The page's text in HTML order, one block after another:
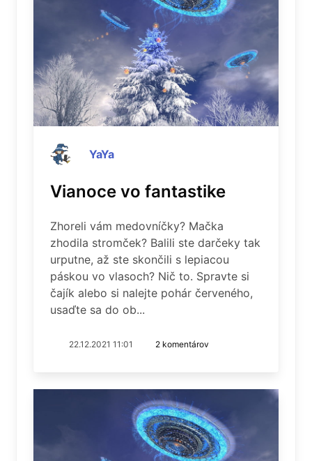
YaYa
Vianoce vo fantastike
Zhoreli vám medovníčky? Mačka
zhodila stromček? Balili ste darčeky tak
urputne, až ste skončili s lepiacou
páskou vo vlasoch? Nič to. Spravte si
čajík alebo si nalejte pohár červeného,
usaďte sa do ob...
22.12.2021 11:01 2 komentárov